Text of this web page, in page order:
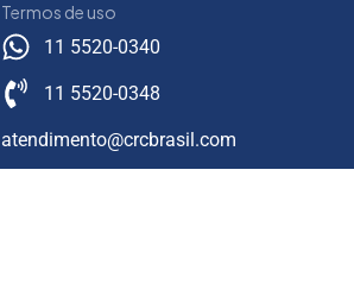
Termos de uso
11 5520-0340
11 5520-0348
atendimento@crcbrasil.com